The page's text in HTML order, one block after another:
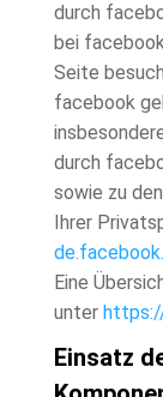
durch
bei
Seite
facebook
durch
sowie zu
Ihrer
Eine
unter
Einsatz